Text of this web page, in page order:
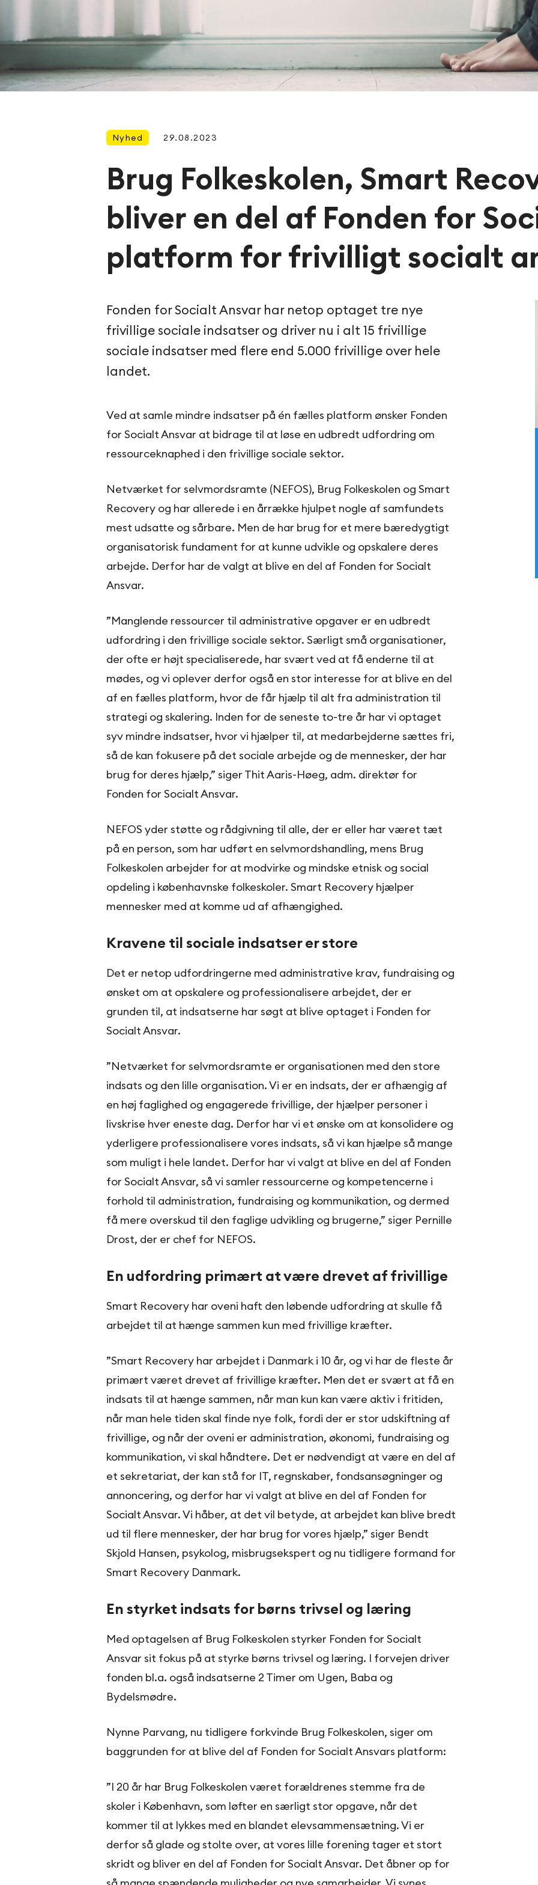
Nyhed 29.08.2023
Brug Folkeskolen, Smart
bliver en del af Fonden for
platform for frivilligt socialt
Fonden for Socialt Ansvar har netop optaget tre nye
frivillige sociale indsatser og driver nu i alt 15 frivillige
sociale indsatser med flere end 5.000 frivillige over hele
landet.
Ved at samle mindre indsatser på én fælles platform ønsker Fonden
for Socialt Ansvar at bidrage til at løse en udbredt udfordring om
ressourceknaphed i den frivillige sociale sektor.
Netværket for selvmordsramte (NEFOS), Brug Folkeskolen og Smart
Recovery og har allerede i en årrække hjulpet nogle af samfundets
mest udsatte og sårbare. Men de har brug for et mere bæredygtigt
organisatorisk fundament for at kunne udvikle og opskalere deres
arbejde. Derfor har de valgt at blive en del af Fonden for Socialt
Ansvar.
”Manglende ressourcer til administrative opgaver er en udbredt
udfordring i den frivillige sociale sektor. Særligt små organisationer,
der ofte er højt specialiserede, har svært ved at få enderne til at
mødes, og vi oplever derfor også en stor interesse for at blive en del
af en fælles platform, hvor de får hjælp til alt fra administration til
strategi og skalering. Inden for de seneste to-tre år har vi optaget
syv mindre indsatser, hvor vi hjælper til, at medarbejderne sættes fri,
så de kan fokusere på det sociale arbejde og de mennesker, der har
brug for deres hjælp,” siger Thit Aaris-Høeg, adm. direktør for
Fonden for Socialt Ansvar.
NEFOS yder støtte og rådgivning til alle, der er eller har været tæt
på en person, som har udført en selvmordshandling, mens Brug
Folkeskolen arbejder for at modvirke og mindske etnisk og social
opdeling i københavnske folkeskoler. Smart Recovery hjælper
mennesker med at komme ud af afhængighed.
Kravene til sociale indsatser er store
Det er netop udfordringerne med administrative krav, fundraising og
ønsket om at opskalere og professionalisere arbejdet, der er
grunden til, at indsatserne har søgt at blive optaget i Fonden for
Socialt Ansvar.
”Netværket for selvmordsramte er organisationen med den store
indsats og den lille organisation. Vi er en indsats, der er afhængig af
en høj faglighed og engagerede frivillige, der hjælper personer i
livskrise hver eneste dag. Derfor har vi et ønske om at konsolidere og
yderligere professionalisere vores indsats, så vi kan hjælpe så mange
som muligt i hele landet. Derfor har vi valgt at blive en del af Fonden
for Socialt Ansvar, så vi samler ressourcerne og kompetencerne i
forhold til administration, fundraising og kommunikation, og dermed
få mere overskud til den faglige udvikling og brugerne,” siger Pernille
Drost, der er chef for NEFOS.
En udfordring primært at være drevet af frivillige
Smart Recovery har oveni haft den løbende udfordring at skulle få
arbejdet til at hænge sammen kun med frivillige kræfter.
”Smart Recovery har arbejdet i Danmark i 10 år, og vi har de fleste år
primært været drevet af frivillige kræfter. Men det er svært at få en
indsats til at hænge sammen, når man kun kan være aktiv i fritiden,
når man hele tiden skal finde nye folk, fordi der er stor udskiftning af
frivillige, og når der oveni er administration, økonomi, fundraising og
kommunikation, vi skal håndtere. Det er nødvendigt at være en del af
et sekretariat, der kan stå for IT, regnskaber, fondsansøgninger og
annoncering, og derfor har vi valgt at blive en del af Fonden for
Socialt Ansvar. Vi håber, at det vil betyde, at arbejdet kan blive bredt
ud til flere mennesker, der har brug for vores hjælp,” siger Bendt
Skjold Hansen, psykolog, misbrugsekspert og nu tidligere formand for
Smart Recovery Danmark.
En styrket indsats for børns trivsel og læring
Med optagelsen af Brug Folkeskolen styrker Fonden for Socialt
Ansvar sit fokus på at styrke børns trivsel og læring. I forvejen driver
fonden bl.a. også indsatserne 2 Timer om Ugen, Baba og
Bydelsmødre.
Nynne Parvang, nu tidligere forkvinde Brug Folkeskolen, siger om
baggrunden for at blive del af Fonden for Socialt Ansvars platform:
”I 20 år har Brug Folkeskolen været forældrenes stemme fra de
skoler i København, som løfter en særligt stor opgave, når det
kommer til at lykkes med en blandet elevsammensætning. Vi er
derfor så glade og stolte over, at vores lille forening tager et stort
skridt og bliver en del af Fonden for Socialt Ansvar. Det åbner op for